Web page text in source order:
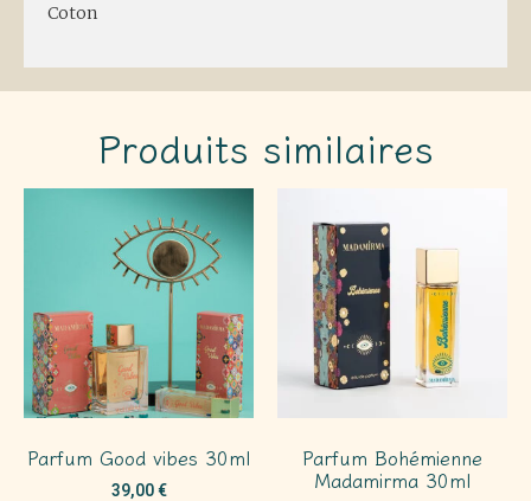
Coton
Produits similaires
Parfum Good vibes 30ml
39,00€
Parfum Bohémienne
Madamirma 30ml